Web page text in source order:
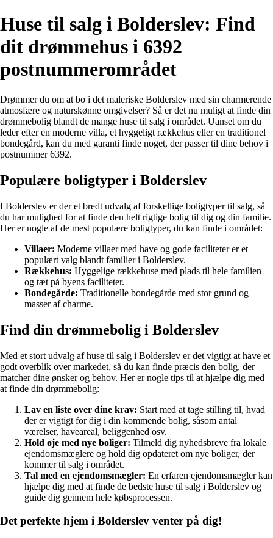
Huse til salg i Bolderslev: Find
dit drømmehus i 6392
postnummerområdet
Drømmer du om at bo i det maleriske Bolderslev med sin charmerende
atmosfære og naturskønne omgivelser? Så er det nu muligt at finde din
drømmebolig blandt de mange huse til salg i området. Uanset om du
leder efter en moderne villa, et hyggeligt rækkehus eller en traditionel
bondegård, kan du med garanti finde noget, der passer til dine behov i
postnummer 6392.
Populære boligtyper i Bolderslev
I Bolderslev er der et bredt udvalg af forskellige boligtyper til salg, så
du har mulighed for at finde den helt rigtige bolig til dig og din familie.
Her er nogle af de mest populære boligtyper, du kan finde i området:
Villaer: Moderne villaer med have og gode faciliteter er et
populært valg blandt familier i Bolderslev.
Rækkehus: Hyggelige rækkehuse med plads til hele familien
og tæt på byens faciliteter.
Bondegårde: Traditionelle bondegårde med stor grund og
masser af charme.
Find din drømmebolig i Bolderslev
Med et stort udvalg af huse til salg i Bolderslev er det vigtigt at have et
godt overblik over markedet, så du kan finde præcis den bolig, der
matcher dine ønsker og behov. Her er nogle tips til at hjælpe dig med
at finde din drømmebolig:
Lav en liste over dine krav: Start med at tage stilling til, hvad
der er vigtigt for dig i din kommende bolig, såsom antal
værelser, haveareal, beliggenhed osv.
Hold øje med nye boliger: Tilmeld dig nyhedsbreve fra lokale
ejendomsmæglere og hold dig opdateret om nye boliger, der
kommer til salg i området.
Tal med en ejendomsmægler: En erfaren ejendomsmægler kan
hjælpe dig med at finde de bedste huse til salg i Bolderslev og
guide dig gennem hele købsprocessen.
Det perfekte hjem i Bolderslev venter på dig!